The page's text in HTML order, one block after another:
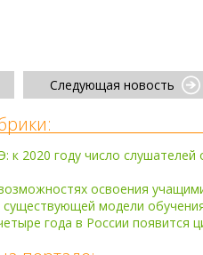
Следующая новость
к 2020 году число слушателей
освоения
существующей модели
года в России появится